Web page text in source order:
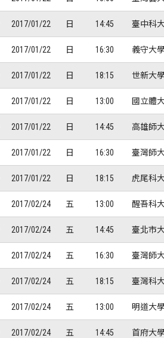
2017/01/22 日 14:45 臺中科
2017/01/22 日 16:30 義守大
2017/01/22 日 18:15 世新大
2017/01/22 日 13:00 國立體
2017/01/22 日 14:45 高雄師
2017/01/22 日 16:30 臺灣師
2017/01/22 日 18:15 虎尾科
2017/02/24 五 13:00 醒吾科
2017/02/24 五 14:45 臺北市
2017/02/24 五 16:30 臺灣師
2017/02/24 五 18:15 臺灣科
2017/02/24 五 13:00 明道大
2017/02/24 五 14:45 首府大